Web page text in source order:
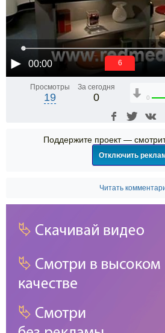
00:00 6
Просмотры
19
За сегодня
0 0
Поддержите проект —
Отключить
Читать